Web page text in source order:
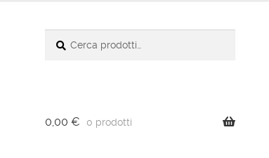
0,00 € 0 prodotti